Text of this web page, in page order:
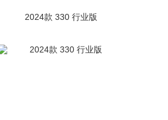
2024款 330 行业版